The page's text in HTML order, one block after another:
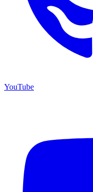
YouTube